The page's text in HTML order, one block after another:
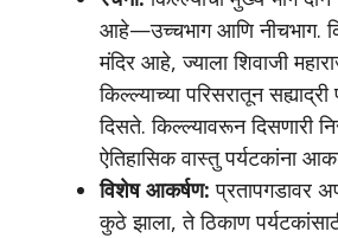
आहे—उच्चभाग आणि नीचभाग.
मंदिर आहे, ज्याला शिवाजी
किल्ल्याच्या परिसरातून
दिसते. किल्ल्यावरून दिसणारी
ऐतिहासिक वास्तु पर्यटकांना
विशेष आकर्षण:प्रतापगडावर
कुठे झाला, ते ठिकाण